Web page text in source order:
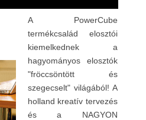
A PowerCube
termékcsalád elosztói
kiemelkednek a
hagyományos elosztók
"fröccsöntött és
szegecselt" világából! A
holland kreatív tervezés
és a NAGYON